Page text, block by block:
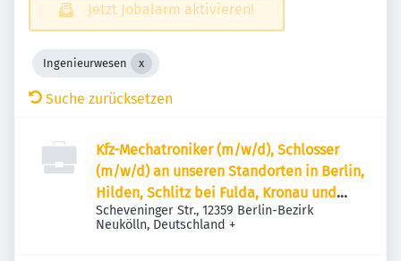
Jetzt Jobalarm aktivieren!
Ingenieurwesen
Suche zurücksetzen
Kfz-Mechatroniker (m/w/d), Schlosser
(m/w/d) an unseren Standorten in Berlin,
Hilden, Schlitz bei Fulda, Kronau und
München
Scheveninger Str., 12359 Berlin-Bezirk
Neukölln, Deutschland +